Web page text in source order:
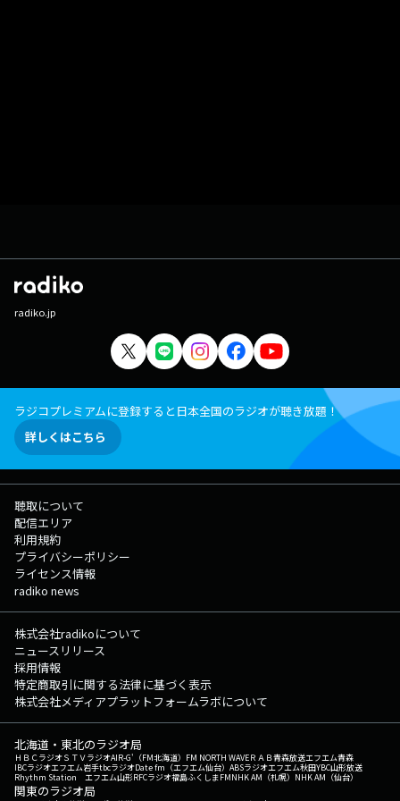
radiko.jp
ラジコプレミアムに登録すると日本全国のラジオが聴き放題！
詳しくはこちら
聴取について
配信エリア
利用規約
プライバシーポリシー
ライセンス情報
radiko news
株式会社radikoについて
ニュースリリース
採用情報
特定商取引に関する法律に基づく表示
株式会社メディアプラットフォームラボについて
北海道・東北のラジオ局
ＨＢＣラジオＳＴＶラジオAIR-G'（FM北海道） FM NORTH WAVEＲＡＢ青森放送エフエム青森
IBCラジオエフエム岩手tbcラジオDate fm（エフエム仙台） ABSラジオエフエム秋田YBC山形放送
Rhythm Station エフエム山形RFCラジオ福島ふくしまFMNHK AM（札幌） NHK AM（仙台）
関東のラジオ局